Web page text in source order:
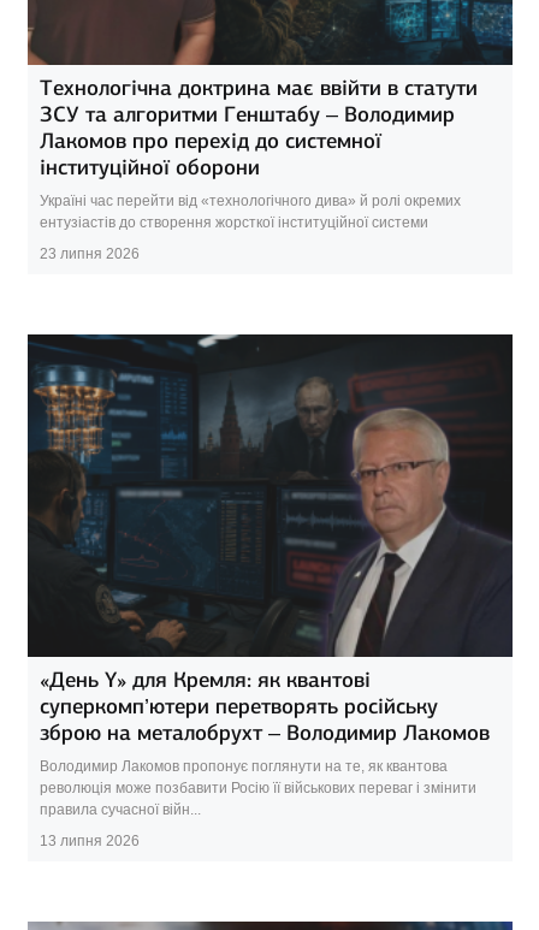
Технологічна доктрина має ввійти в статути
ЗСУ та алгоритми Генштабу – Володимир
Лакомов про перехід до системної
інституційної оборони
Україні час перейти від «технологічного дива» й ролі окремих
ентузіастів до створення жорсткої інституційної системи
23 липня 2026
«День Y» для Кремля: як квантові
суперкомп’ютери перетворять російську
зброю на металобрухт – Володимир Лакомов
Володимир Лакомов пропонує поглянути на те, як квантова
революція може позбавити Росію її військових переваг і змінити
правила сучасної війн...
13 липня 2026